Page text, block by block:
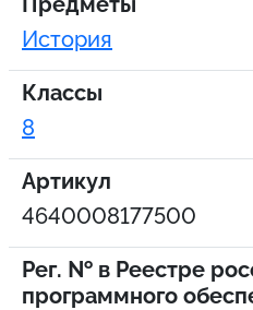
История
Классы
8
Артикул
4640008177500
Рег. № в Реестре
программного